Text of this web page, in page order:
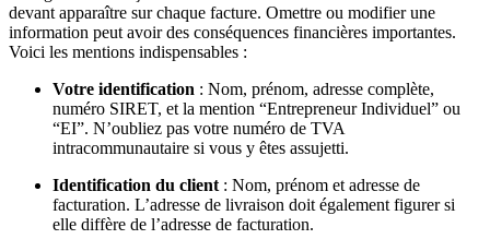
devant apparaître sur chaque facture. Omettre ou modifier une
information peut avoir des conséquences financières importantes.
Voici les mentions indispensables :
Votre identification : Nom, prénom, adresse complète,
numéro SIRET, et la mention “Entrepreneur Individuel” ou
“EI”. N’oubliez pas votre numéro de TVA
intracommunautaire si vous y êtes assujetti.
Identification du client : Nom, prénom et adresse de
facturation. L’adresse de livraison doit également figurer si
elle diffère de l’adresse de facturation.